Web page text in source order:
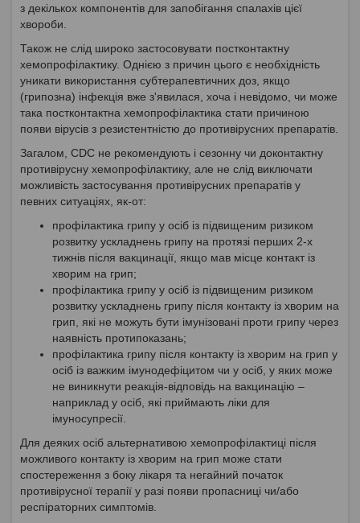
з декількох компонентів для запобігання спалахів цієї
хвороби.
Також не слід широко застосовувати постконтактну
хемопрофілактику. Однією з причин цього є необхідність
уникати використання субтерапевтичних доз, якщо
(грипозна) інфекція вже з'явилася, хоча і невідомо, чи може
така постконтактна хемопрофілактика стати причиною
появи вірусів з резистентністю до противірусних препаратів.
Загалом, CDC не рекомендують і сезонну чи доконтактну
противірусну хемопрофілактику, але не слід виключати
можливість застосування противірусних препаратів у
певних ситуаціях, як-от:
профілактика грипу у осіб із підвищеним ризиком
розвитку ускладнень грипу на протязі перших 2-х
тижнів після вакцинації, якщо мав місце контакт із
хворим на грип;
профілактика грипу у осіб із підвищеним ризиком
розвитку ускладнень грипу після контакту із хворим на
грип, які не можуть бути імунізовані проти грипу через
наявність протипоказань;
профілактика грипу після контакту із хворим на грип у
осіб із важким імунодефіцитом чи у осіб, у яких може
не виникнути реакція-відповідь на вакцинацію –
наприклад у осіб, які приймають ліки для
імуносупресії.
Для деяких осіб альтернативою хемопрофілактиці після
можливого контакту із хворим на грип може стати
спостереження з боку лікаря та негайний початок
противірусної терапії у разі появи пропасниці чи/або
респіраторних симптомів.